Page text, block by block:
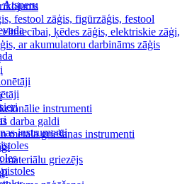
Atsperu
instrumenti
instrumenti
darba galdi
metāla griešanas instrumenti
materiālu griezējs